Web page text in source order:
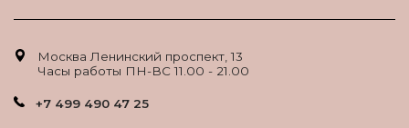
Москва Ленинский проспект, 13
Часы работы ПН-ВС 11.00 - 21.00
+7 499 490 47 25